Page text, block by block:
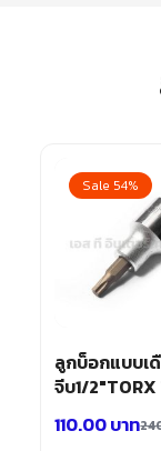
Sale 54%
ลูกบ็อกแบบเ
จีบ1/
110.00บาท